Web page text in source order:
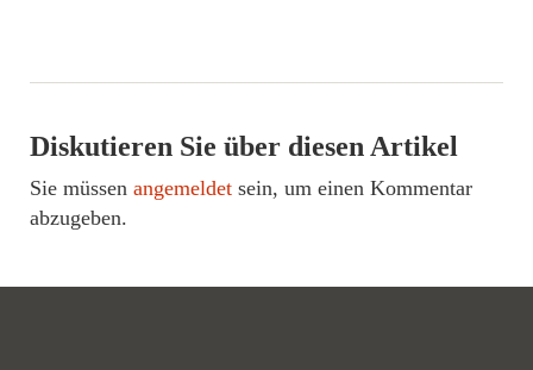
Diskutieren Sie über diesen Artikel
Sie müssen angemeldet sein, um einen Kommentar
abzugeben.